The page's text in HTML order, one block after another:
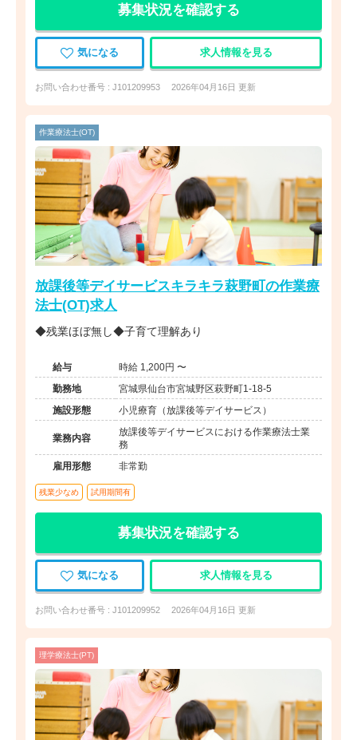
募集状況を確認する
気になる 求人情報を見る
お問い合わせ番号 : J101209953 2026年04月16日 更新
作業療法士(OT)
放課後等デイサービスキラキラ萩野町の作業療
法士(OT)求人
◆残業ほぼ無し◆子育て理解あり
給与
時給 1,200円 〜
勤務地
宮城県仙台市宮城野区萩野町1-18-5
施設形態
小児療育（放課後等デイサービス）
業務内容
放課後等デイサービスにおける作業療法士業
務
雇用形態
非常勤
残業少なめ 試用期間有
募集状況を確認する
気になる 求人情報を見る
お問い合わせ番号 : J101209952 2026年04月16日 更新
理学療法士(PT)